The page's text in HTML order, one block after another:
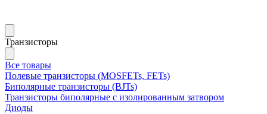
Транзисторы
Все товары
Полевые транзисторы (MOSFETs, FETs)
Биполярные транзисторы (BJTs)
Транзисторы биполярные с изолированным затвором
Диоды